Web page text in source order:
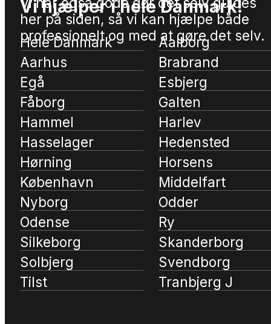
her på siden, så vi kan hjælpe både
professionelt og med at gøre det selv.
Vi hjælper i hele Danmark!
Hele Danmark
Aalborg
Aarhus
Brabrand
Egå
Esbjerg
Fåborg
Galten
Hammel
Harlev
Hasselager
Hedensted
Hørning
Horsens
København
Middelfart
Nyborg
Odder
Odense
Ry
Silkeborg
Skanderborg
Solbjerg
Svendborg
Tilst
Tranbjerg J